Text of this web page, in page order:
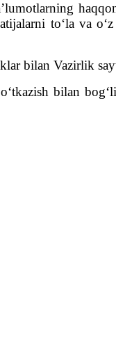
to‘la va
bilan Vazirlik
bilan